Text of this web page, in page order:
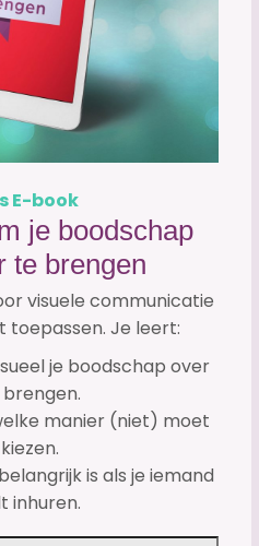
E-book
je boodschap
te brengen
visuele communicatie
toepassen. Je leert:
je boodschap over
manier (niet) moet
kiezen.
is als je iemand
inhuren.